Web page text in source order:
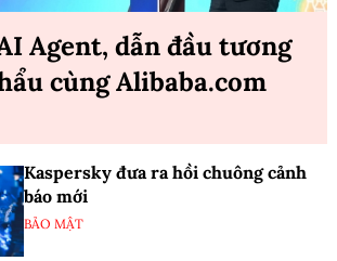
Agent, dẫn đầu tương
cùng Alibaba.com
Kaspersky đưa ra hồi chuông cảnh
báo mới
BẢO MẬT